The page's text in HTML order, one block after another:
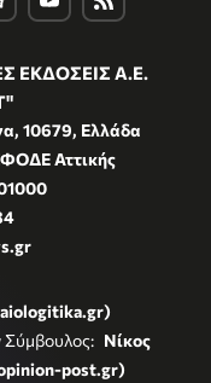
ΕΚΔΟΣΕΙΣ Α.Ε.
10679, Ελλάδα
Αττικής
Νίκος
post.gr)